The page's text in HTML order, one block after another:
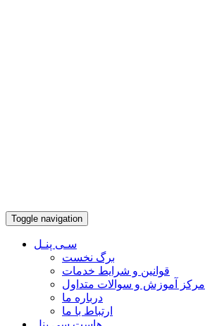
Toggle navigation
سـی پنـل
برگ نخست
قوانین و شرایط خدمات
مرکز آموزش و سوالات متداول
درباره ما
ارتباط با ما